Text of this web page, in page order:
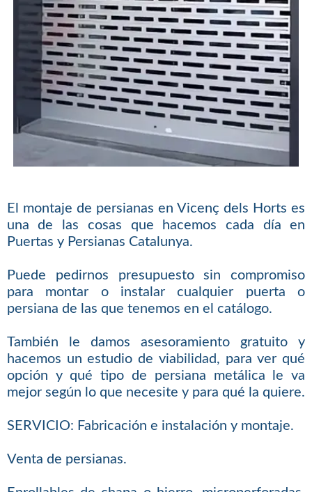
El montaje de persianas en Vicenç dels Horts es
una de las cosas que hacemos cada día en
Puertas y Persianas Catalunya.
Puede pedirnos presupuesto sin compromiso
para montar o instalar cualquier puerta o
persiana de las que tenemos en el catálogo.
También le damos asesoramiento gratuito y
hacemos un estudio de viabilidad, para ver qué
opción y qué tipo de persiana metálica le va
mejor según lo que necesite y para qué la quiere.
SERVICIO: Fabricación e instalación y montaje.
Venta de persianas.